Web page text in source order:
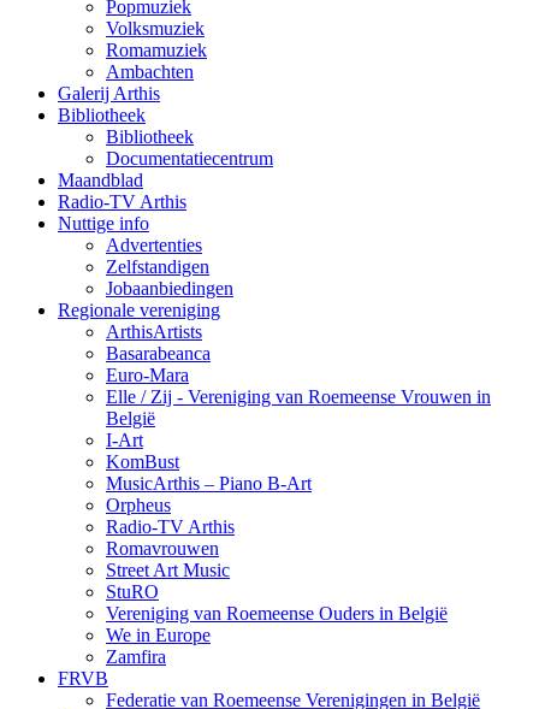
Popmuziek
Volksmuziek
Romamuziek
Ambachten
Galerij Arthis
Bibliotheek
Bibliotheek
Documentatiecentrum
Maandblad
Radio-TV Arthis
Nuttige info
Advertenties
Zelfstandigen
Jobaanbiedingen
Regionale vereniging
ArthisArtists
Basarabeanca
Euro-Mara
Elle / Zij - Vereniging van Roemeense Vrouwen in
België
I-Art
KomBust
MusicArthis – Piano B-Art
Orpheus
Radio-TV Arthis
Romavrouwen
Street Art Music
StuRO
Vereniging van Roemeense Ouders in België
We in Europe
Zamfira
FRVB
Federatie van Roemeense Verenigingen in België